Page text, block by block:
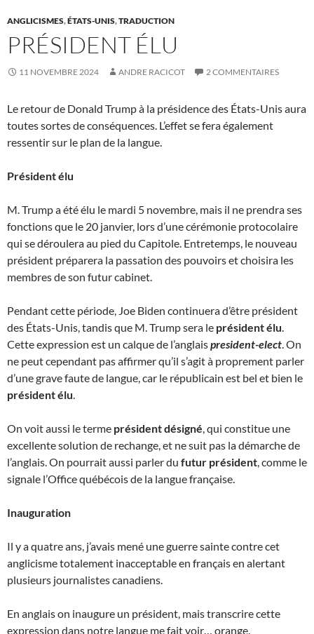
ANGLICISMES,ÉTATS-UNIS,TRADUCTION
PRÉSIDENT ÉLU
11 NOVEMBRE 2024 ANDRE RACICOT 2 COMMENTAIRES
Le retour de Donald Trump à la présidence des États-Unis aura
toutes sortes de conséquences. L’effet se fera également
ressentir sur le plan de la langue.
Président élu
M. Trump a été élu le mardi 5 novembre, mais il ne prendra ses
fonctions que le 20 janvier, lors d’une cérémonie protocolaire
qui se déroulera au pied du Capitole. Entretemps, le nouveau
président préparera la passation des pouvoirs et choisira les
membres de son futur cabinet.
Pendant cette période, Joe Biden continuera d’être président
des États-Unis, tandis que M. Trump sera le président élu.
Cette expression est un calque de l’anglaispresident-elect. On
ne peut cependant pas affirmer qu’il s’agit à proprement parler
d’une grave faute de langue, car le républicain est bel et bien le
président élu.
On voit aussi le terme président désigné, qui constitue une
excellente solution de rechange, et ne suit pas la démarche de
l’anglais. On pourrait aussi parler du futur président, comme le
signale l’Office québécois de la langue française.
Inauguration
Il y a quatre ans, j’avais mené une guerre sainte contre cet
anglicisme totalement inacceptable en français en alertant
plusieurs journalistes canadiens.
En anglais on inaugure un président, mais transcrire cette
expression dans notre langue me fait voir… orange.